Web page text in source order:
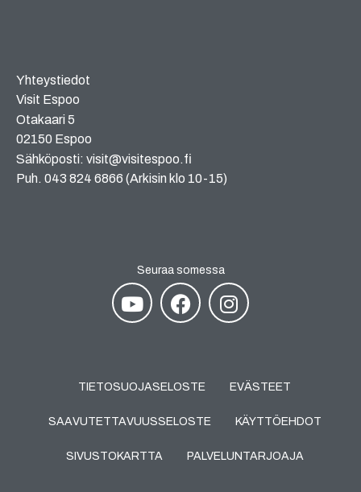
Yhteystiedot
Visit Espoo
Otakaari 5
02150 Espoo
Sähköposti: visit@visitespoo.fi
Puh. 043 824 6866 (Arkisin klo 10-15)
Seuraa somessa
TIETOSUOJASELOSTE EVÄSTEET
SAAVUTETTAVUUSSELOSTE KÄYTTÖEHDOT
SIVUSTOKARTTA PALVELUNTARJOAJA